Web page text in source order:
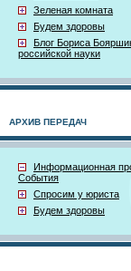
Зеленая комната
Будем здоровы
Блог Бориса
российской науки
АРХИВ ПЕРЕДАЧ
Информационная
События
Спросим у юриста
Будем здоровы